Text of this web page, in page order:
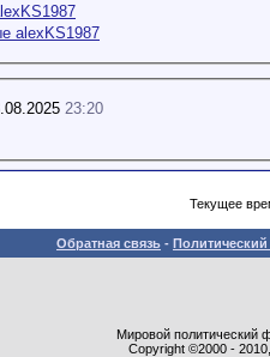
alexKS1987
23:20
Текущее
Обратная связь -
Мировой политический
Copyright ©2000 -